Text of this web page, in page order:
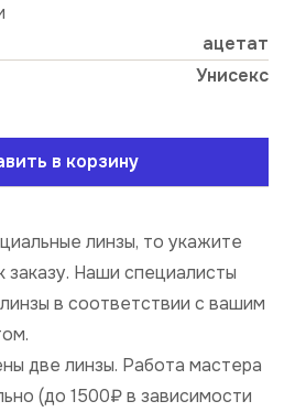
ацетат
Унисекс
в корзину
линзы, то укажите
заказу. Наши специалисты
в соответствии с вашим
две линзы. Работа мастера
(до 1500₽ в зависимости